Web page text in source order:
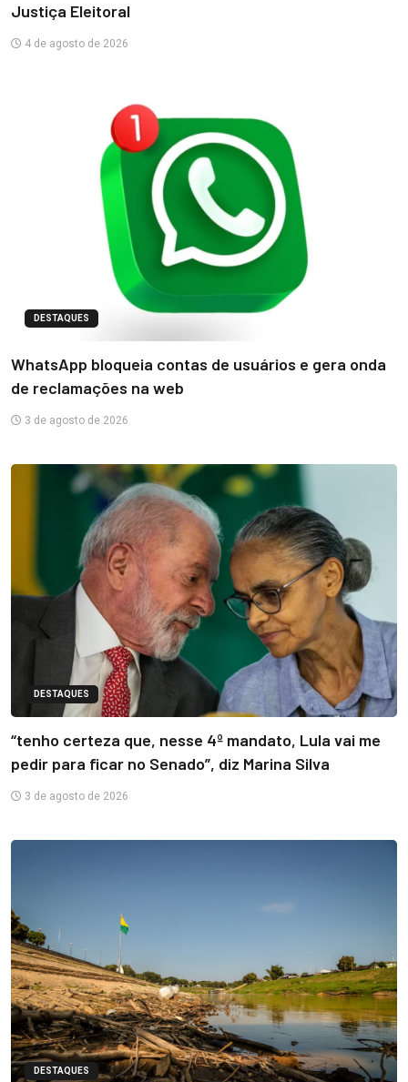
Justiça Eleitoral
4 de agosto de 2026
DESTAQUES
WhatsApp bloqueia contas de usuários e gera onda
de reclamações na web
3 de agosto de 2026
DESTAQUES
“tenho certeza que, nesse 4º mandato, Lula vai me
pedir para ficar no Senado”, diz Marina Silva
3 de agosto de 2026
DESTAQUES